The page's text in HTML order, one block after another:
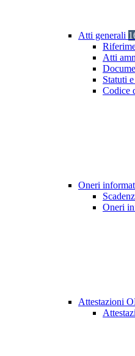
Atti generali
Atti
Statuti
Codice
Oneri
Oneri
Attestazioni